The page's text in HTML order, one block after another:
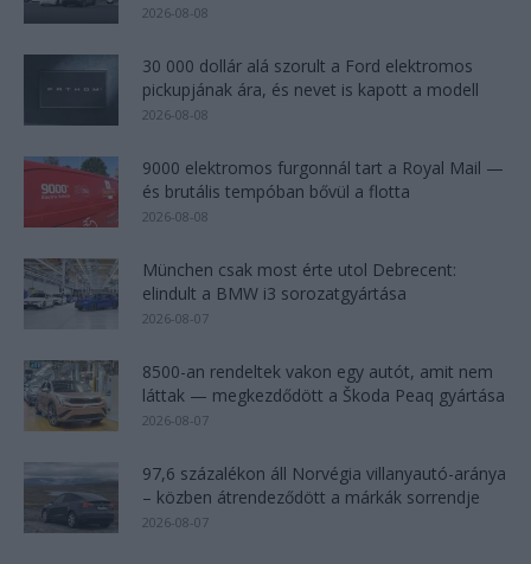
2026-08-08
30 000 dollár alá szorult a Ford elektromos
pickupjának ára, és nevet is kapott a modell
2026-08-08
9000 elektromos furgonnál tart a Royal Mail —
és brutális tempóban bővül a flotta
2026-08-08
München csak most érte utol Debrecent:
elindult a BMW i3 sorozatgyártása
2026-08-07
8500-an rendeltek vakon egy autót, amit nem
láttak — megkezdődött a Škoda Peaq gyártása
2026-08-07
97,6 százalékon áll Norvégia villanyautó-aránya
– közben átrendeződött a márkák sorrendje
2026-08-07